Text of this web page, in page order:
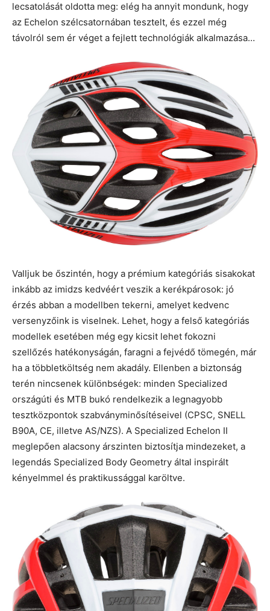
lecsatolását oldotta meg: elég ha annyit mondunk, hogy
az Echelon szélcsatornában tesztelt, és ezzel még
távolról sem ér véget a fejlett technológiák alkalmazása…
Valljuk be őszintén, hogy a prémium kategóriás sisakokat
inkább az imidzs kedvéért veszik a kerékpárosok: jó
érzés abban a modellben tekerni, amelyet kedvenc
versenyzőink is viselnek. Lehet, hogy a felső kategóriás
modellek esetében még egy kicsit lehet fokozni
szellőzés hatékonyságán, faragni a fejvédő tömegén, már
ha a többletköltség nem akadály. Ellenben a biztonság
terén nincsenek különbségek: minden Specialized
országúti és MTB bukó rendelkezik a legnagyobb
tesztközpontok szabványminősítéseivel (CPSC, SNELL
B90A, CE, illetve AS/NZS). A Specialized Echelon II
meglepően alacsony árszinten biztosítja mindezeket, a
legendás Specialized Body Geometry által inspirált
kényelmmel és praktikussággal karöltve.